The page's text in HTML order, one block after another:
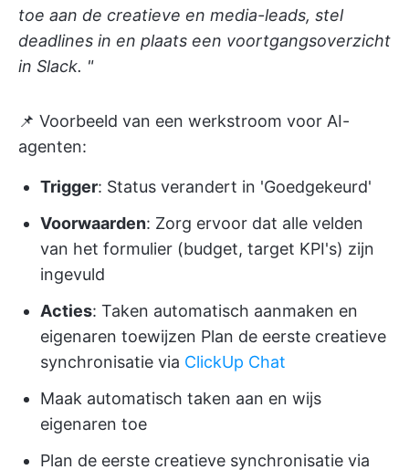
toe aan de creatieve en media-leads, stel
deadlines in en plaats een voortgangsoverzicht
in Slack. "
📌 Voorbeeld van een werkstroom voor AI-
agenten:
Trigger: Status verandert in 'Goedgekeurd'
Voorwaarden: Zorg ervoor dat alle velden
van het formulier (budget, target KPI's) zijn
ingevuld
Acties: Taken automatisch aanmaken en
eigenaren toewijzen Plan de eerste creatieve
synchronisatie via ClickUp Chat
Maak automatisch taken aan en wijs
eigenaren toe
Plan de eerste creatieve synchronisatie via